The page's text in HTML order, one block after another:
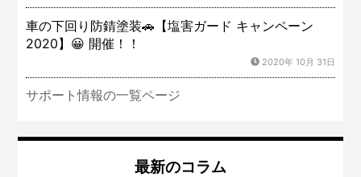
車の下回り防錆塗装🚗【塩害ガード キャンペーン
2020】😀 開催！！
2020年 10月 31日
サポート情報の一覧ページ
最新のコラム